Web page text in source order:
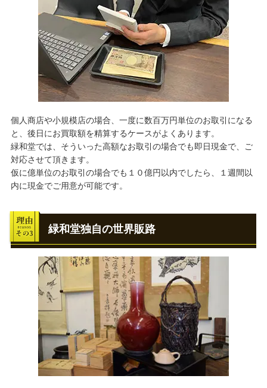
個人商店や小規模店の場合、一度に数百万円単位のお取引になる
と、後日にお買取額を精算するケースがよくあります。
緑和堂では、そういった高額なお取引の場合でも即日現金で、ご
対応させて頂きます。
仮に億単位のお取引の場合でも１０億円以内でしたら、１週間以
内に現金でご用意が可能です。
緑和堂独自の世界販路